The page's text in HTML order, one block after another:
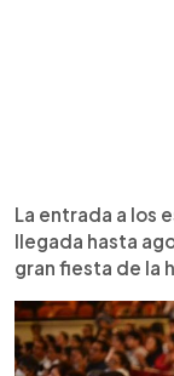
La entrada a los
llegada hasta
gran fiesta de la